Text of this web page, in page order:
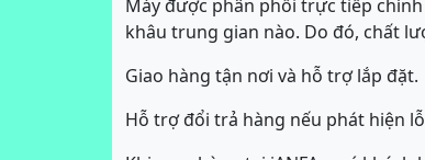
Máy được phân phối trực tiếp
khâu trung gian nào. Do đó, chất
Giao hàng tận nơi và hỗ trợ lắp đặt.
Hỗ trợ đổi trả hàng nếu phát hiện